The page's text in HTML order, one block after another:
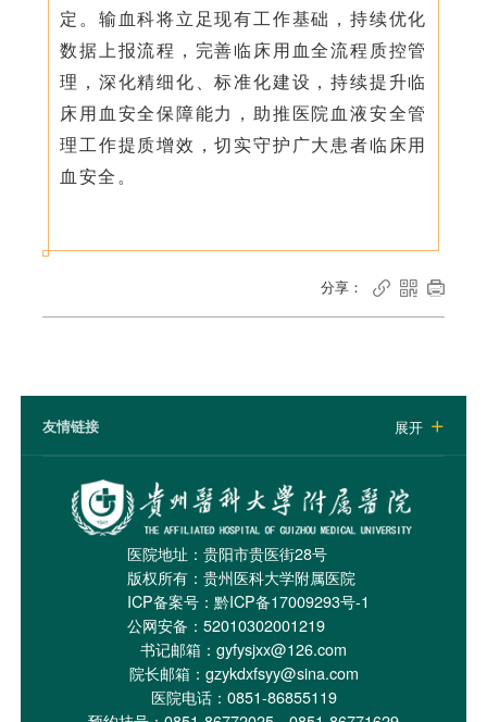
定。输血科将立足现有工作基础，持续优化
数据上报流程，完善临床用血全流程质控管
理，深化精细化、标准化建设，持续提升临
床用血安全保障能力，助推医院血液安全管
理工作提质增效，切实守护广大患者临床用
血安全。
分享：   
友情链接 展开 
医院地址：贵阳市贵医街28号
版权所有：贵州医科大学附属医院
ICP备案号： 黔ICP备17009293号-1
公网安备：52010302001219
书记邮箱：gyfysjxx@126.com
院长邮箱：gzykdxfsyy@sina.com
医院电话：0851-86855119